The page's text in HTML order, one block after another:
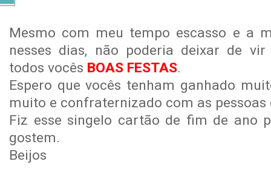
Mesmo com meu tempo escasso e a
nesses dias, não poderia deixar de
todos vocês BOAS FESTAS.
Espero que vocês tenham ganhado
muito e confraternizado com as pessoas
Fiz esse singelo cartão de fim de ano
gostem.
Beijos